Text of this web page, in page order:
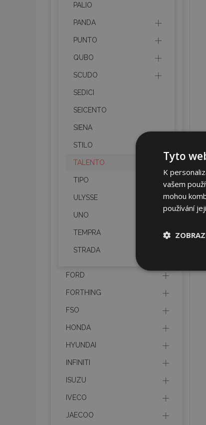
PALIO
PANDA
PUNTO
QUBO
SCUDO
SEDICI
SEICENTO
SIENA
STILO
TALENTO
TIPO
ULYSSE
UNO
TEMPRA
STRADA
FORD
FORTHING
FSO
HONDA
HYUNDAI
INFINITI
ISUZU
IVECO
JAECOO
Tyto
K
vašem
mohou
používání
Nezbytně